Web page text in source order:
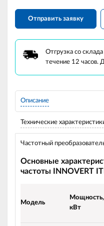
Отправить заявку
Отгрузка со
течение 12 часов.
Описание
Технические
Частотный
Основные
частоты INNOVERT
Модель
Мощность,
кВт